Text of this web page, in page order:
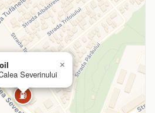
⛽
Severinului
×